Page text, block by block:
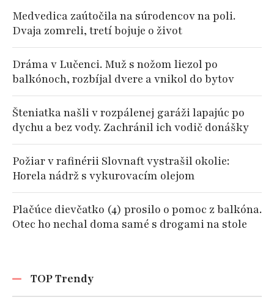
Medvedica zaútočila na súrodencov na poli.
Dvaja zomreli, tretí bojuje o život
Dráma v Lučenci. Muž s nožom liezol po
balkónoch, rozbíjal dvere a vnikol do bytov
Šteniatka našli v rozpálenej garáži lapajúc po
dychu a bez vody. Zachránil ich vodič donášky
Požiar v rafinérii Slovnaft vystrašil okolie:
Horela nádrž s vykurovacím olejom
Plačúce dievčatko (4) prosilo o pomoc z balkóna.
Otec ho nechal doma samé s drogami na stole
TOP Trendy